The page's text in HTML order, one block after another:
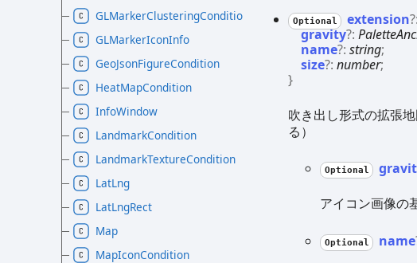
Optional extension
gravity?:
name?:string;
size?:number;
}
吹き出し形式の拡張
る）
Optional
アイコン画像の
Optional name
GLMarkerClusteringCondition
GLMarkerIconInfo
GeoJsonFigureCondition
HeatMapCondition
InfoWindow
LandmarkCondition
LandmarkTextureCondition
LatLng
LatLngRect
Map
MapIconCondition